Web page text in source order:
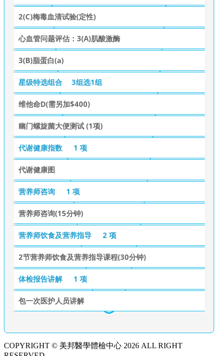
2(C)梅毒血清试验(定性)
心血管问题评估：3(A)肌酸激酶
3(B)脂蛋白(a)
星级特选组合 3组选1组
维他命D(需另加$400)
幽门螺旋菌大便测试 (1项)
代谢健康指数 1 项
代谢健康图
营养师咨询 1 项
营养师咨询(15分钟)
营养师饮食及营养指导 2 项
2节营养师饮食及营养指导课程(30分钟)
体检报告讲解 1 项
包一次医护人员讲解
COPYRIGHT © 美邦醫學體檢中心 2026 ALL RIGHT